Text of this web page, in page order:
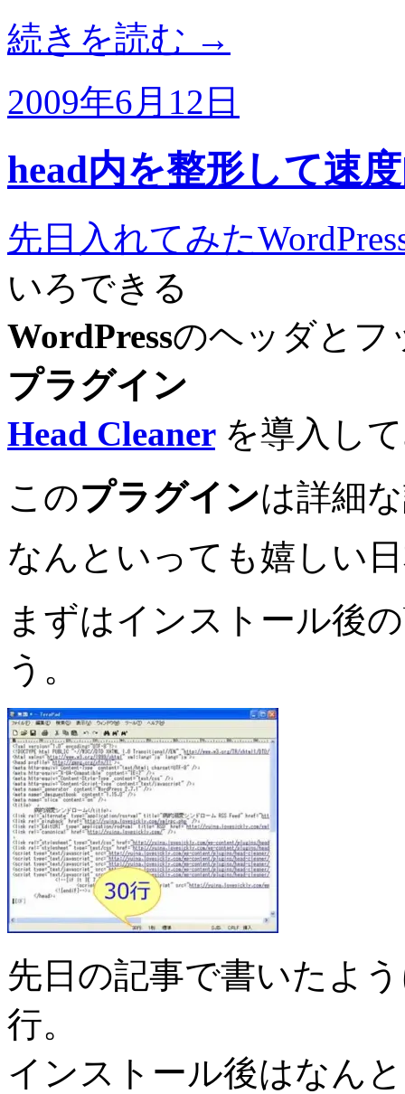
続きを読む →
2009年6月12日
head内を整形して速
先日入れてみた
いろできる
WordPressのヘッダとフ
プラグイン
Head Cleaner を導入し
このプラグインは詳細
なんといっても嬉しい
まずはインストール後
う。
先日の記事で書いたよ
行。
インストール後はなん